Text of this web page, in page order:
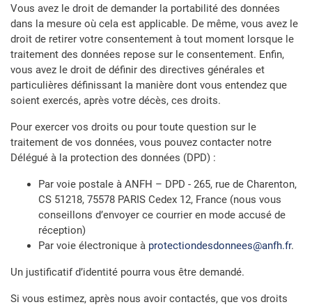
Vous avez le droit de demander la portabilité des données
dans la mesure où cela est applicable. De même, vous avez le
droit de retirer votre consentement à tout moment lorsque le
traitement des données repose sur le consentement. Enfin,
vous avez le droit de définir des directives générales et
particulières définissant la manière dont vous entendez que
soient exercés, après votre décès, ces droits.
Pour exercer vos droits ou pour toute question sur le
traitement de vos données, vous pouvez contacter notre
Délégué à la protection des données (DPD) :
Par voie postale à ANFH – DPD - 265, rue de Charenton,
CS 51218, 75578 PARIS Cedex 12, France (nous vous
conseillons d’envoyer ce courrier en mode accusé de
réception)
Par voie électronique à protectiondesdonnees@anfh.fr.
Un justificatif d’identité pourra vous être demandé.
Si vous estimez, après nous avoir contactés, que vos droits